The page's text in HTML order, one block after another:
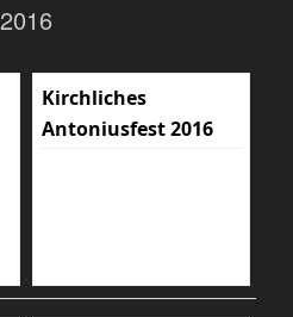
2016
Kirchliches
Antoniusfest 2016